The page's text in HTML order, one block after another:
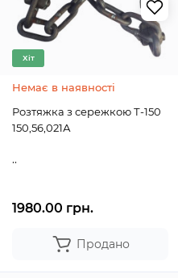
Хіт
Немає в наявності
Розтяжка з сережкою Т-150
150,56,021А
..
1980.00 грн.
Продано